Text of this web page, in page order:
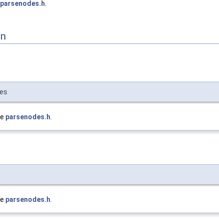
parsenodes.h
parsenodes.h
parsenodes.h